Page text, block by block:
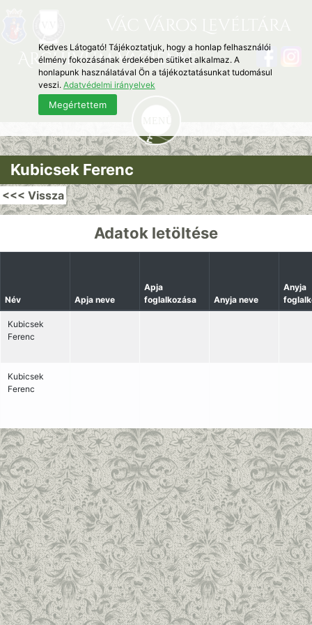
Archivum Vaciense
Kubicsek Ferenc
<<< Vissza
Adatok letöltése
Név Apja neve
Apja
foglalkozása
Anyja neve
Anyja
Kubicsek
Ferenc
Kubicsek
Ferenc
Kedves Látogató! Tájékoztatjuk, hogy a honlap felhasználói
élmény fokozásának érdekében sütiket alkalmaz. A
honlapunk használatával Ön a tájékoztatásunkat tudomásul
veszi. Adatvédelmi irányelvek
Megértettem